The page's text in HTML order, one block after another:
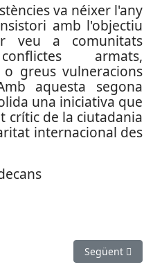
va néixer l'any
amb l'objectiu
veu a comunitats
armats,
greus vulneracions
aquesta segona
una iniciativa que
crític de la ciutadania
internacional des
164 noves ambulàncies a
Article
Següent